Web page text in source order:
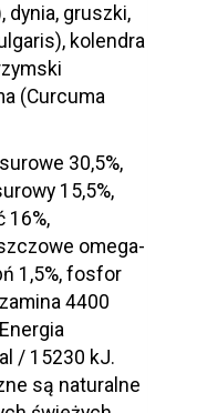
dynia, gruszki,
kolendra
(Curcuma
30,5%,
15,5%,
16%,
omega-
1,5%, fosfor
4400
/ 15230 kJ.
są naturalne